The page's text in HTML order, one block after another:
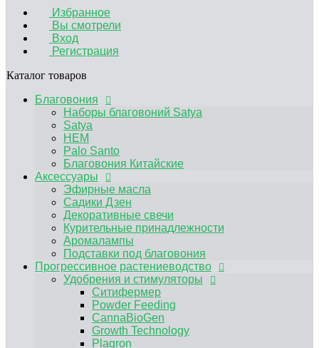
Благовония Китайские
Аксессуары
Эфирные масла
Садики Дзен
Декоративные свечи
Курительные принадлежности
Аромалампы
Подставки под благовония
Прогрессивное растениеводство
Удобрения и стимуляторы
Powder Feeding
CannaBioGen
Growth Technology
Plagron
Plantators
Advanced Nutrients
Orange Tree
Simplex
RasTea
BIOBIZZ
HESI
Terra Aquatica
Другие удобрения, средства защиты от
вредителей
Микориза / Бактерии
Гидропонные системы и комплектующие
Избранное
Вы смотрели
Вход
Регистрация
Каталог товаров
Благовония
Наборы благовоний Satya
Satya
HEM
Palo Santo
Благовония Китайские
Аксессуары
Эфирные масла
Садики Дзен
Декоративные свечи
Курительные принадлежности
Аромалампы
Подставки под благовония
Прогрессивное растениеводство
Удобрения и стимуляторы
Ситифермер
Powder Feeding
CannaBioGen
Growth Technology
Plagron